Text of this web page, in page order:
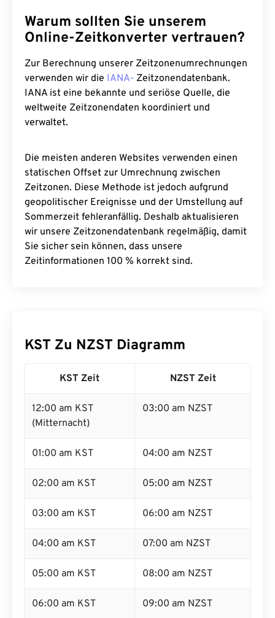
Warum sollten Sie unserem
Online-Zeitkonverter vertrauen?
Zur Berechnung unserer Zeitzonenumrechnungen
verwenden wir die IANA- Zeitzonendatenbank.
IANA ist eine bekannte und seriöse Quelle, die
weltweite Zeitzonendaten koordiniert und
verwaltet.
Die meisten anderen Websites verwenden einen
statischen Offset zur Umrechnung zwischen
Zeitzonen. Diese Methode ist jedoch aufgrund
geopolitischer Ereignisse und der Umstellung auf
Sommerzeit fehleranfällig. Deshalb aktualisieren
wir unsere Zeitzonendatenbank regelmäßig, damit
Sie sicher sein können, dass unsere
Zeitinformationen 100 % korrekt sind.
KST Zu NZST Diagramm
KST Zeit NZST Zeit
12:00 am KST
(Mitternacht)
03:00 am NZST
01:00 am KST 04:00 am NZST
02:00 am KST 05:00 am NZST
03:00 am KST 06:00 am NZST
04:00 am KST 07:00 am NZST
05:00 am KST 08:00 am NZST
06:00 am KST 09:00 am NZST